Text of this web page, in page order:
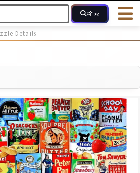
検索
会員登録
パズル 人気のパズル 最近投稿され
Details